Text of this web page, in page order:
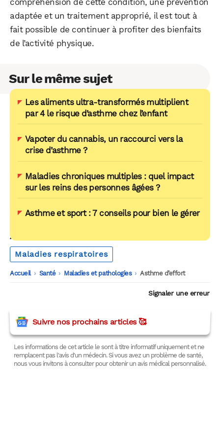
compréhension de cette condition, une prévention
adaptée et un traitement approprié, il est tout à
fait possible de continuer à profiter des bienfaits
de l’activité physique.
Sur le même sujet
Les aliments ultra-transformés multiplient
par 4 le risque d’asthme chez l’enfant
Vapoter du cannabis, un raccourci vers la
crise d’asthme ?
Maladies chroniques multiples : quel impact
sur les reins des personnes âgées ?
Asthme et sport : 7 conseils pour bien le gérer
AUTOUR DU MÊME THÈME
Maladies respiratoires
Accueil -
Santé -
Maladies et pathologies -
Asthme d’effort
Signaler une erreur
Suivre nos prochains articles 🥰
Les informations de cet article le sont à titre informatif uniquement et ne
remplacent pas l'avis d'un médecin. Si vous avez un problème de santé,
nous vous invitons à consulter pour obtenir un avis médical personnalisé.